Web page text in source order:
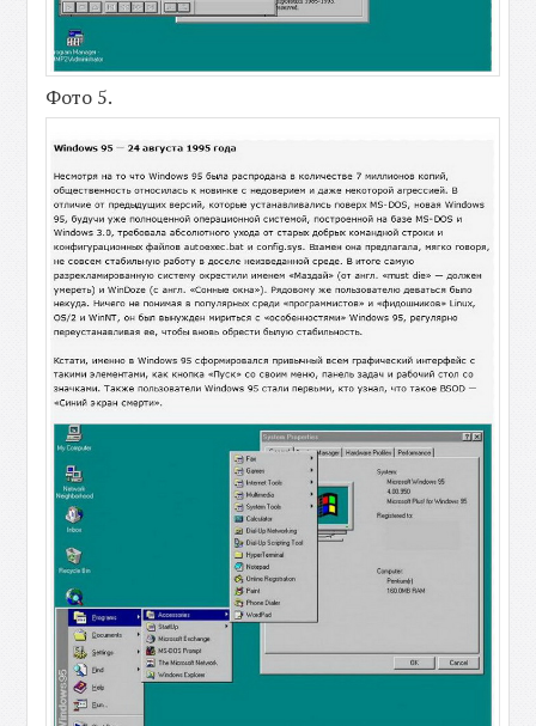
Фото 5.